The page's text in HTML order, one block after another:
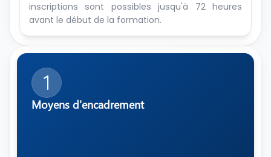
inscriptions sont possibles jusqu'à 72 heures
avant le début de la formation.
1
Moyens d'encadrement